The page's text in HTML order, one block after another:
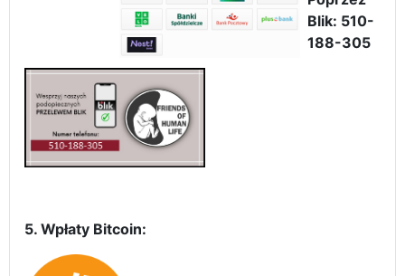
Blik: 510-
188-305
5. Wpłaty Bitcoin: